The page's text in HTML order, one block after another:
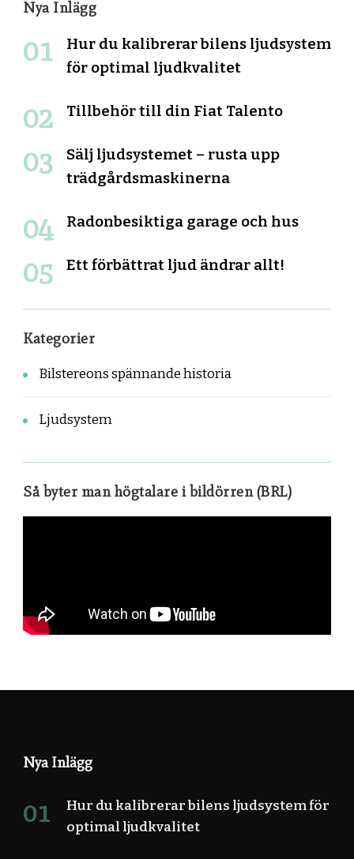
Nya Inlägg
Hur du kalibrerar bilens ljudsystem
för optimal ljudkvalitet
Tillbehör till din Fiat Talento
Sälj ljudsystemet – rusta upp
trädgårdsmaskinerna
Radonbesiktiga garage och hus
Ett förbättrat ljud ändrar allt!
Kategorier
Bilstereons spännande historia
Ljudsystem
Så byter man högtalare i bildörren (BRL)
Nya Inlägg
Hur du kalibrerar bilens ljudsystem för
optimal ljudkvalitet